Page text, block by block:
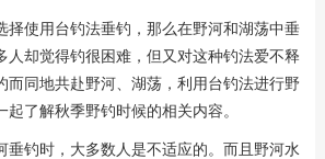
择使用台钓法垂钓，那么在野河和湖荡中垂
人却觉得钓很困难，但又对这种钓法爱不释
而同地共赴野河、湖荡，利用台钓法进行野
了解秋季野钓时候的相关内容。
垂钓时，大多数人是不适应的。而且野河水